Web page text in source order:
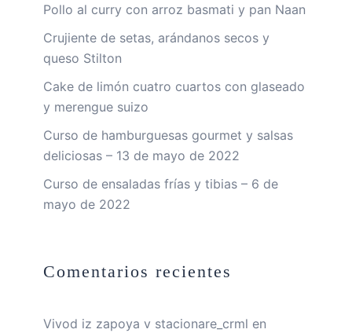
Pollo al curry con arroz basmati y pan Naan
Crujiente de setas, arándanos secos y
queso Stilton
Cake de limón cuatro cuartos con glaseado
y merengue suizo
Curso de hamburguesas gourmet y salsas
deliciosas – 13 de mayo de 2022
Curso de ensaladas frías y tibias – 6 de
mayo de 2022
Comentarios recientes
Vivod iz zapoya v stacionare_crml en